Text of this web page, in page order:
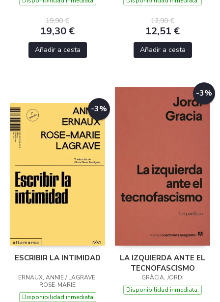
19,90 €
19,30 €
Añadir a cesta
12,90 €
12,51 €
Añadir a cesta
-3%
ESCRIBIR LA INTIMIDAD
ERNAUX, ANNIE / LAGRAVE,
ROSE-MARIE
Disponibilidad inmediata
-3%
LA IZQUIERDA ANTE EL
TECNOFASCISMO
GRÀCIA, JORDI
Disponibilidad inmediata.